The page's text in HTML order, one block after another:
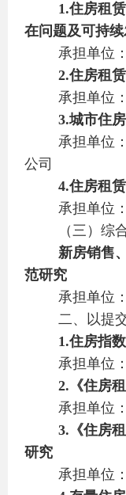
1.住房租
在问题及可持
承担单位
2.住房租
承担单位
3.城市住
承担单位
公司
4.住房租
承担单位
（三）综
新房销售
范研究
承担单位
二、以提
1.住房指
承担单位
2. 《住房
承担单位
3. 《住房
研究
承担单位